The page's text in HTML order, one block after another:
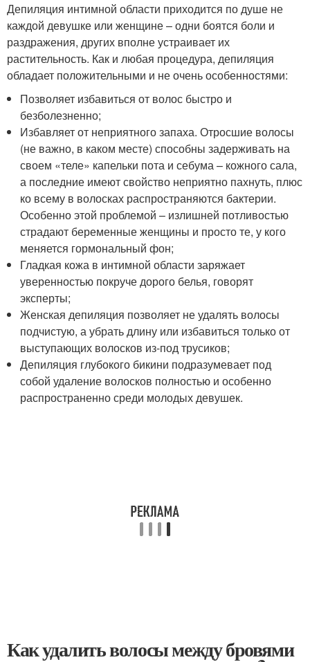
Депиляция интимной области приходится по душе не
каждой девушке или женщине – одни боятся боли и
раздражения, других вполне устраивает их
растительность. Как и любая процедура, депиляция
обладает положительными и не очень особенностями:
Позволяет избавиться от волос быстро и
безболезненно;
Избавляет от неприятного запаха. Отросшие волосы
(не важно, в каком месте) способны задерживать на
своем «теле» капельки пота и себума – кожного сала,
а последние имеют свойство неприятно пахнуть, плюс
ко всему в волосках распространяются бактерии.
Особенно этой проблемой – излишней потливостью
страдают беременные женщины и просто те, у кого
меняется гормональный фон;
Гладкая кожа в интимной области заряжает
уверенностью покруче дорого белья, говорят
эксперты;
Женская депиляция позволяет не удалять волосы
подчистую, а убрать длину или избавиться только от
выступающих волосков из-под трусиков;
Депиляция глубокого бикини подразумевает под
собой удаление волосков полностью и особенно
распространенно среди молодых девушек.
Как удалить волосы между бровями